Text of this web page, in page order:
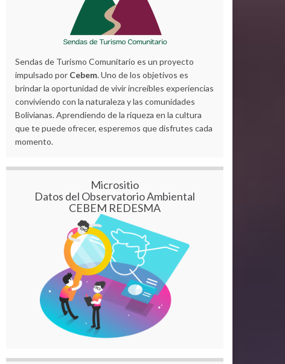
Sendas de Turismo Comunitario es un proyecto
impulsado por Cebem. Uno de los objetivos es
brindar la oportunidad de vivir increíbles experiencias
conviviendo con la naturaleza y las comunidades
Bolivianas. Aprendiendo de la riqueza en la cultura
que te puede ofrecer, esperemos que disfrutes cada
momento.
Micrositio
Datos del Observatorio Ambiental
CEBEM REDESMA